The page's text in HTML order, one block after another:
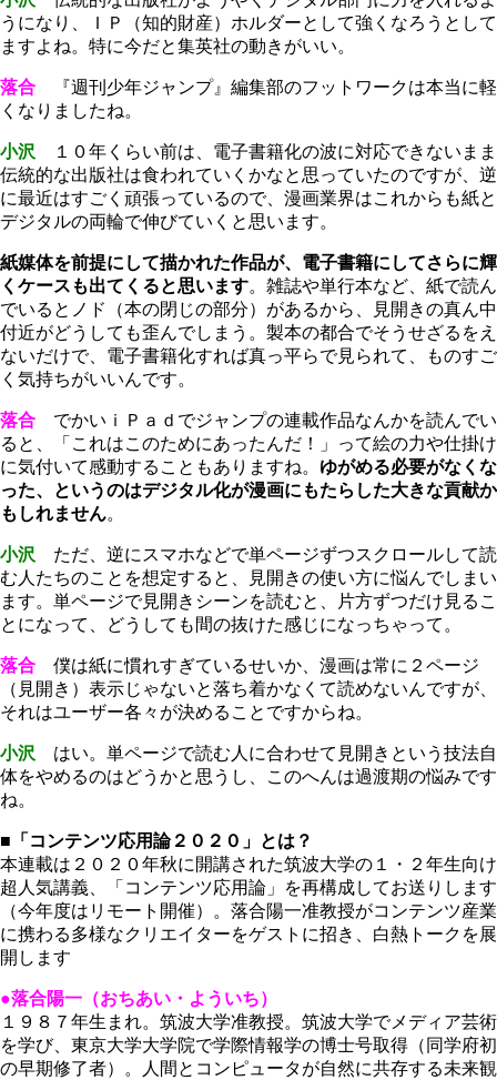
うになり、ＩＰ（知的財産）ホルダーとして強くなろうとして
ますよね。特に今だと集英社の動きがいい。
落合 『週刊少年ジャンプ』編集部のフットワークは本当に軽
くなりましたね。
小沢 １０年くらい前は、電子書籍化の波に対応できないまま
伝統的な出版社は食われていくかなと思っていたのですが、逆
に最近はすごく頑張っているので、漫画業界はこれからも紙と
デジタルの両輪で伸びていくと思います。
紙媒体を前提にして描かれた作品が、電子書籍にしてさらに輝
くケースも出てくると思います。雑誌や単行本など、紙で読ん
でいるとノド（本の閉じの部分）があるから、見開きの真ん中
付近がどうしても歪んでしまう。製本の都合でそうせざるをえ
ないだけで、電子書籍化すれば真っ平らで見られて、ものすご
く気持ちがいいんです。
落合 でかいｉＰａｄでジャンプの連載作品なんかを読んでい
ると、「これはこのためにあったんだ！」って絵の力や仕掛け
に気付いて感動することもありますね。 ゆがめる必要がなくな
った、というのはデジタル化が漫画にもたらした大きな貢献か
もしれません。
小沢 ただ、逆にスマホなどで単ページずつスクロールして読
む人たちのことを想定すると、見開きの使い方に悩んでしまい
ます。単ページで見開きシーンを読むと、片方ずつだけ見るこ
とになって、どうしても間の抜けた感じになっちゃって。
落合 僕は紙に慣れすぎているせいか、漫画は常に２ページ
（見開き）表示じゃないと落ち着かなくて読めないんですが、
それはユーザー各々が決めることですからね。
小沢 はい。単ページで読む人に合わせて見開きという技法自
体をやめるのはどうかと思うし、このへんは過渡期の悩みです
ね。
■「コンテンツ応用論２０２０」とは？
本連載は２０２０年秋に開講された筑波大学の１・２年生向け
超人気講義、「コンテンツ応用論」を再構成してお送りします
（今年度はリモート開催）。落合陽一准教授がコンテンツ産業
に携わる多様なクリエイターをゲストに招き、白熱トークを展
開します
●落合陽一（おちあい・よういち）
１９８７年生まれ。筑波大学准教授。筑波大学でメディア芸術
を学び、東京大学大学院で学際情報学の博士号取得（同学府初
の早期修了者）。人間とコンピュータが自然に共存する未来観